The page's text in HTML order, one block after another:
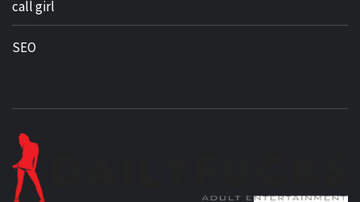
call girl
SEO